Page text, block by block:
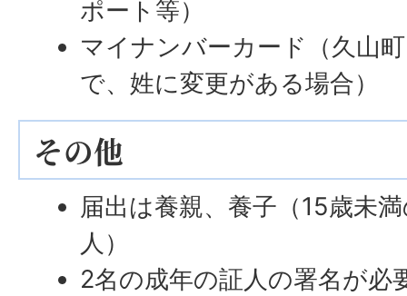
ポート等）
マイナンバーカード（久山
で、姓に変更がある場合）
その他
届出は養親、養子（15歳未
人）
2名の成年の証人の署名が必